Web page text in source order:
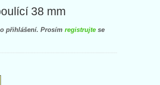
38 mm
přihlášení. Prosím registrujte se